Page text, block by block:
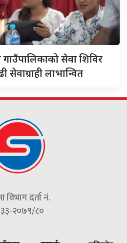
सेवा शिविर
सेवाग्राही लाभान्वित
विभाग दर्ता नं.
२०७९/८०